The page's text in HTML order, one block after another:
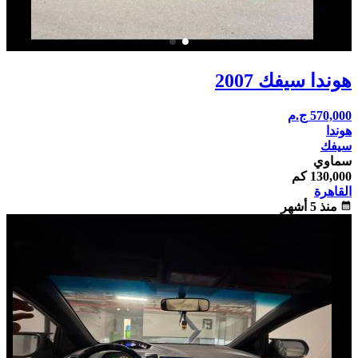
هوندا سيفك 2007
570,000 ج.م
هوندا
سيفك
سماوي
130,000 كم
القاهرة
calendar_month منذ 5 أشهر